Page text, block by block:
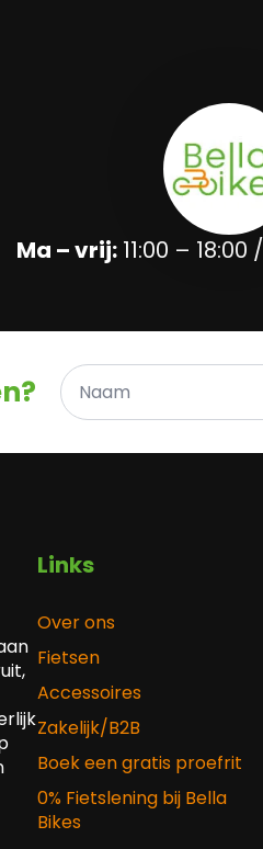
Ma – vrij:11:00 – 18:00 /
Naam
*
Links
Over ons
Fietsen
Accessoires
Zakelijk/B2B
Boek een gratis proefrit
0% Fietslening bij Bella
Bikes